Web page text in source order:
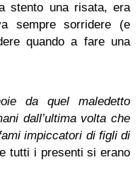
stento una risata, era
sempre sorridere (e
quando a fare una
da quel maledetto
dall’ultima volta che
impiccatori di figli di
tutti i presenti si erano